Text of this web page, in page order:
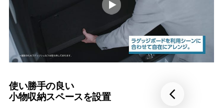
使い勝手の良い
小物収納スペースを設置